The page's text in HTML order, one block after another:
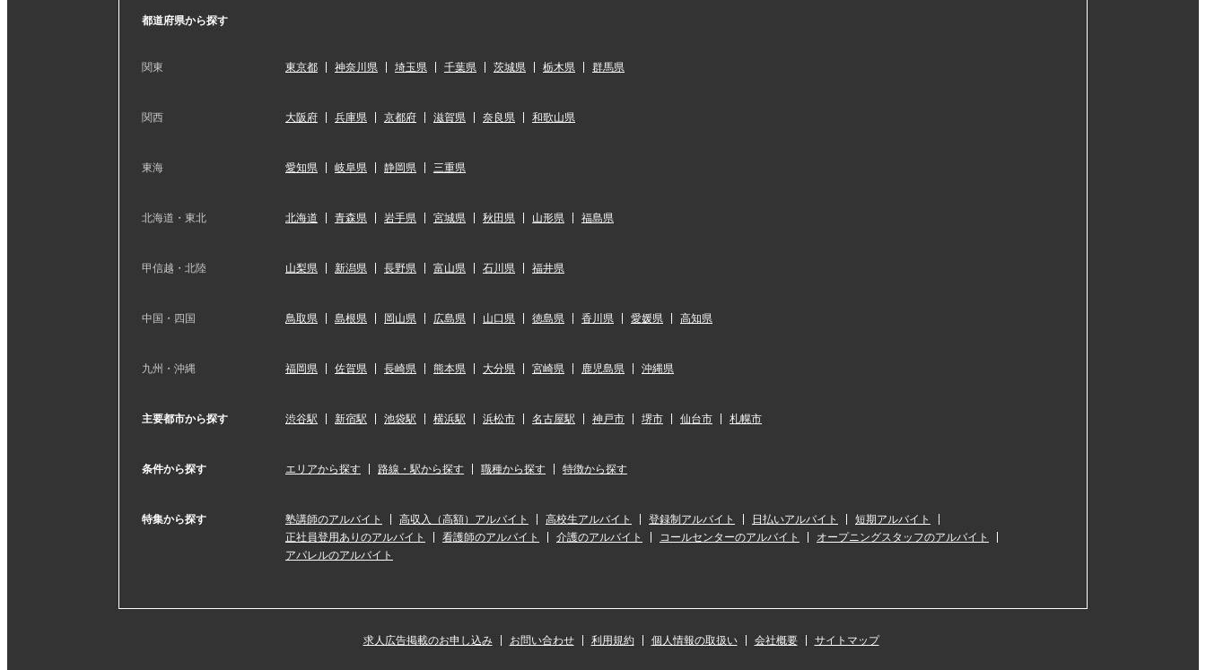
都道府県から探す
関東 東京都 神奈川県 埼玉県 千葉県 茨城県 栃木県 群馬県
関西 大阪府 兵庫県 京都府 滋賀県 奈良県 和歌山県
東海 愛知県 岐阜県 静岡県 三重県
北海道・東北 北海道 青森県 岩手県 宮城県 秋田県 山形県 福島県
甲信越・北陸 山梨県 新潟県 長野県 富山県 石川県 福井県
中国・四国 鳥取県 島根県 岡山県 広島県 山口県 徳島県 香川県 愛媛県 高知県
九州・沖縄 福岡県 佐賀県 長崎県 熊本県 大分県 宮崎県 鹿児島県 沖縄県
主要都市から探す 渋谷駅 新宿駅 池袋駅 横浜駅 浜松市 名古屋駅 神戸市 堺市 仙台市 札幌市
条件から探す エリアから探す 路線・駅から探す 職種から探す 特徴から探す
特集から探す 塾講師のアルバイト 高収入（高額）アルバイト 高校生アルバイト 登録制アルバイト 日払いアルバイト
短期アルバイト
正社員登用ありのアルバイト
看護師のアルバイト 介護のアルバイト コールセンターのアルバイト
オープニングスタッフのアルバイト
アパレルのアルバイト
求人広告掲載のお申し込み お問い合わせ 利用規約 個人情報の取扱い 会社概要 サイトマップ